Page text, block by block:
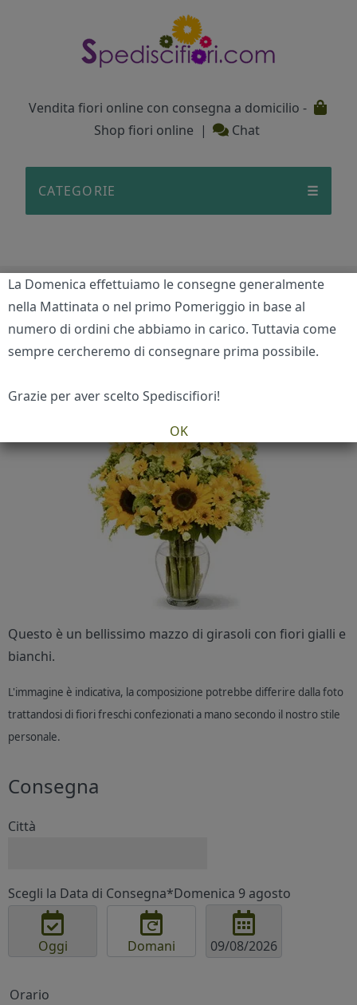
Vendita fiori online con consegna a domicilio -
Shop fiori online | Chat
CATEGORIE ☰
Caldo bagliore
Home / San Valentino / Caldo bagliore
Questo è un bellissimo mazzo di girasoli con fiori gialli e
bianchi.
L'immagine è indicativa, la composizione potrebbe differire dalla foto
trattandosi di fiori freschi confezionati a mano secondo il nostro stile
personale.
Consegna
Città
Scegli la Data di Consegna*Domenica 9 agosto
Oggi Domani
Orario
La Domenica effettuiamo le consegne generalmente
nella Mattinata o nel primo Pomeriggio in base al
numero di ordini che abbiamo in carico. Tuttavia come
sempre cercheremo di consegnare prima possibile.
Grazie per aver scelto Spediscifiori!
OK